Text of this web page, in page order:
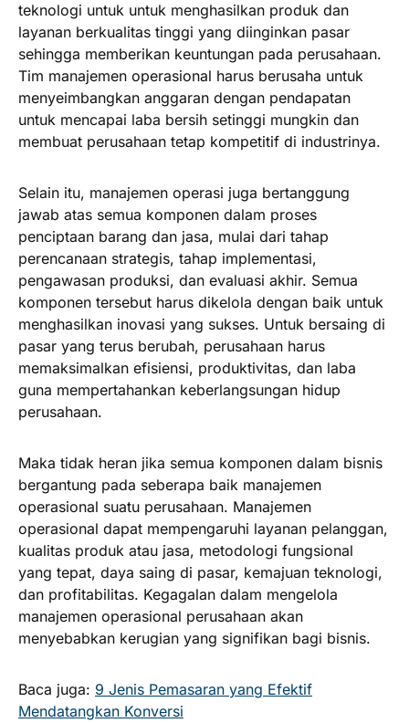
teknologi untuk untuk menghasilkan produk dan
layanan berkualitas tinggi yang diinginkan pasar
sehingga memberikan keuntungan pada perusahaan.
Tim manajemen operasional harus berusaha untuk
menyeimbangkan anggaran dengan pendapatan
untuk mencapai laba bersih setinggi mungkin dan
membuat perusahaan tetap kompetitif di industrinya.
Selain itu, manajemen operasi juga bertanggung
jawab atas semua komponen dalam proses
penciptaan barang dan jasa, mulai dari tahap
perencanaan strategis, tahap implementasi,
pengawasan produksi, dan evaluasi akhir. Semua
komponen tersebut harus dikelola dengan baik untuk
menghasilkan inovasi yang sukses. Untuk bersaing di
pasar yang terus berubah, perusahaan harus
memaksimalkan efisiensi, produktivitas, dan laba
guna mempertahankan keberlangsungan hidup
perusahaan.
Maka tidak heran jika semua komponen dalam bisnis
bergantung pada seberapa baik manajemen
operasional suatu perusahaan. Manajemen
operasional dapat mempengaruhi layanan pelanggan,
kualitas produk atau jasa, metodologi fungsional
yang tepat, daya saing di pasar, kemajuan teknologi,
dan profitabilitas. Kegagalan dalam mengelola
manajemen operasional perusahaan akan
menyebabkan kerugian yang signifikan bagi bisnis.
Baca juga: 9 Jenis Pemasaran yang Efektif
Mendatangkan Konversi